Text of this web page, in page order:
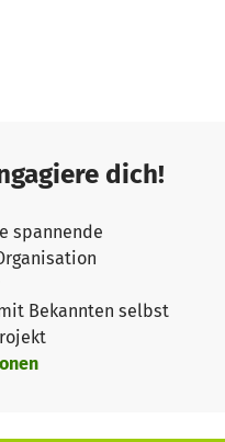
und die
weiterhin helfen
3.000 Euro.
stattfinden – ein klares
ist es Zeit, zu
dich!
spannende
Bekannten selbst